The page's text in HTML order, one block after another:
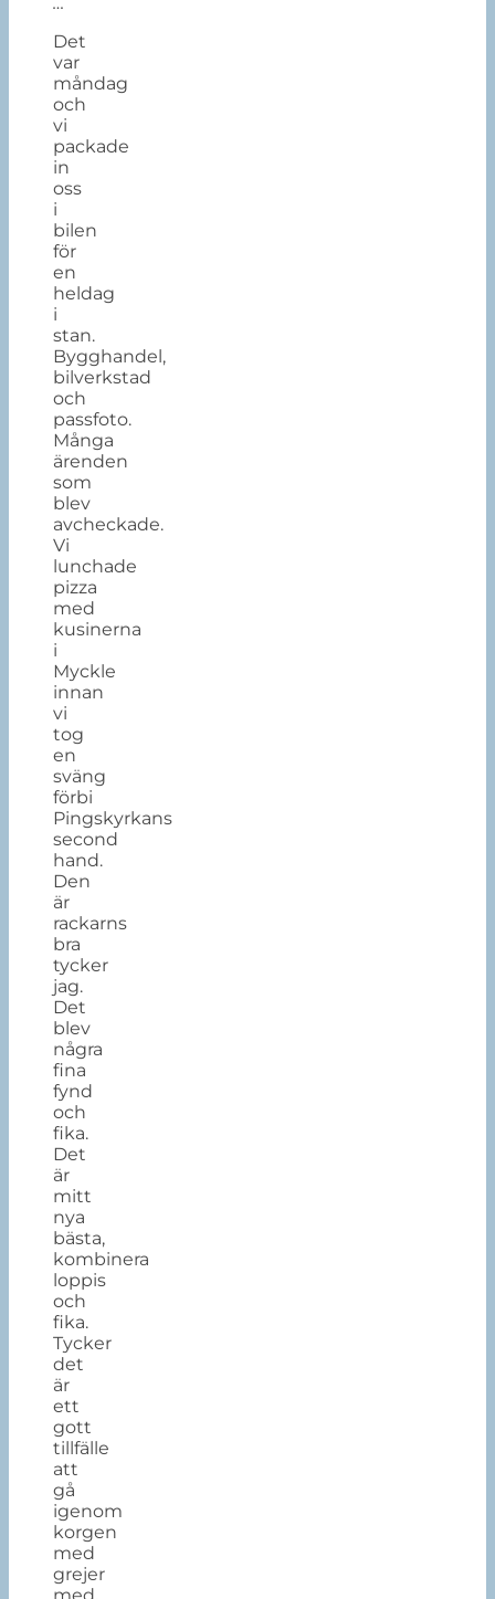
Det
var
måndag
och
vi
packade
in
oss
i
bilen
för
en
heldag
i
stan.
Bygghandel,
bilverkstad
och
passfoto.
Många
ärenden
som
blev
avcheckade.
Vi
lunchade
pizza
med
kusinerna
i
Myckle
innan
vi
tog
en
sväng
förbi
Pingskyrkans
second
hand.
Den
är
rackarns
bra
tycker
jag.
Det
blev
några
fina
fynd
och
fika.
Det
är
mitt
nya
bästa,
kombinera
loppis
och
fika.
Tycker
det
är
ett
gott
tillfälle
att
gå
igenom
korgen
med
grejer